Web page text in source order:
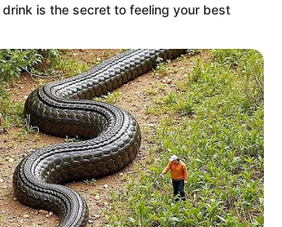
is the secret to feeling your best